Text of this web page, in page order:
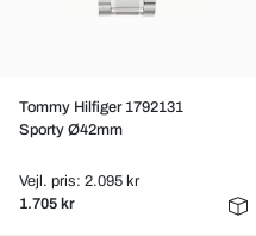
Tommy Hilfiger 1792131
Sporty Ø42mm
Vejl. pris: 2.095 kr
1.705 kr